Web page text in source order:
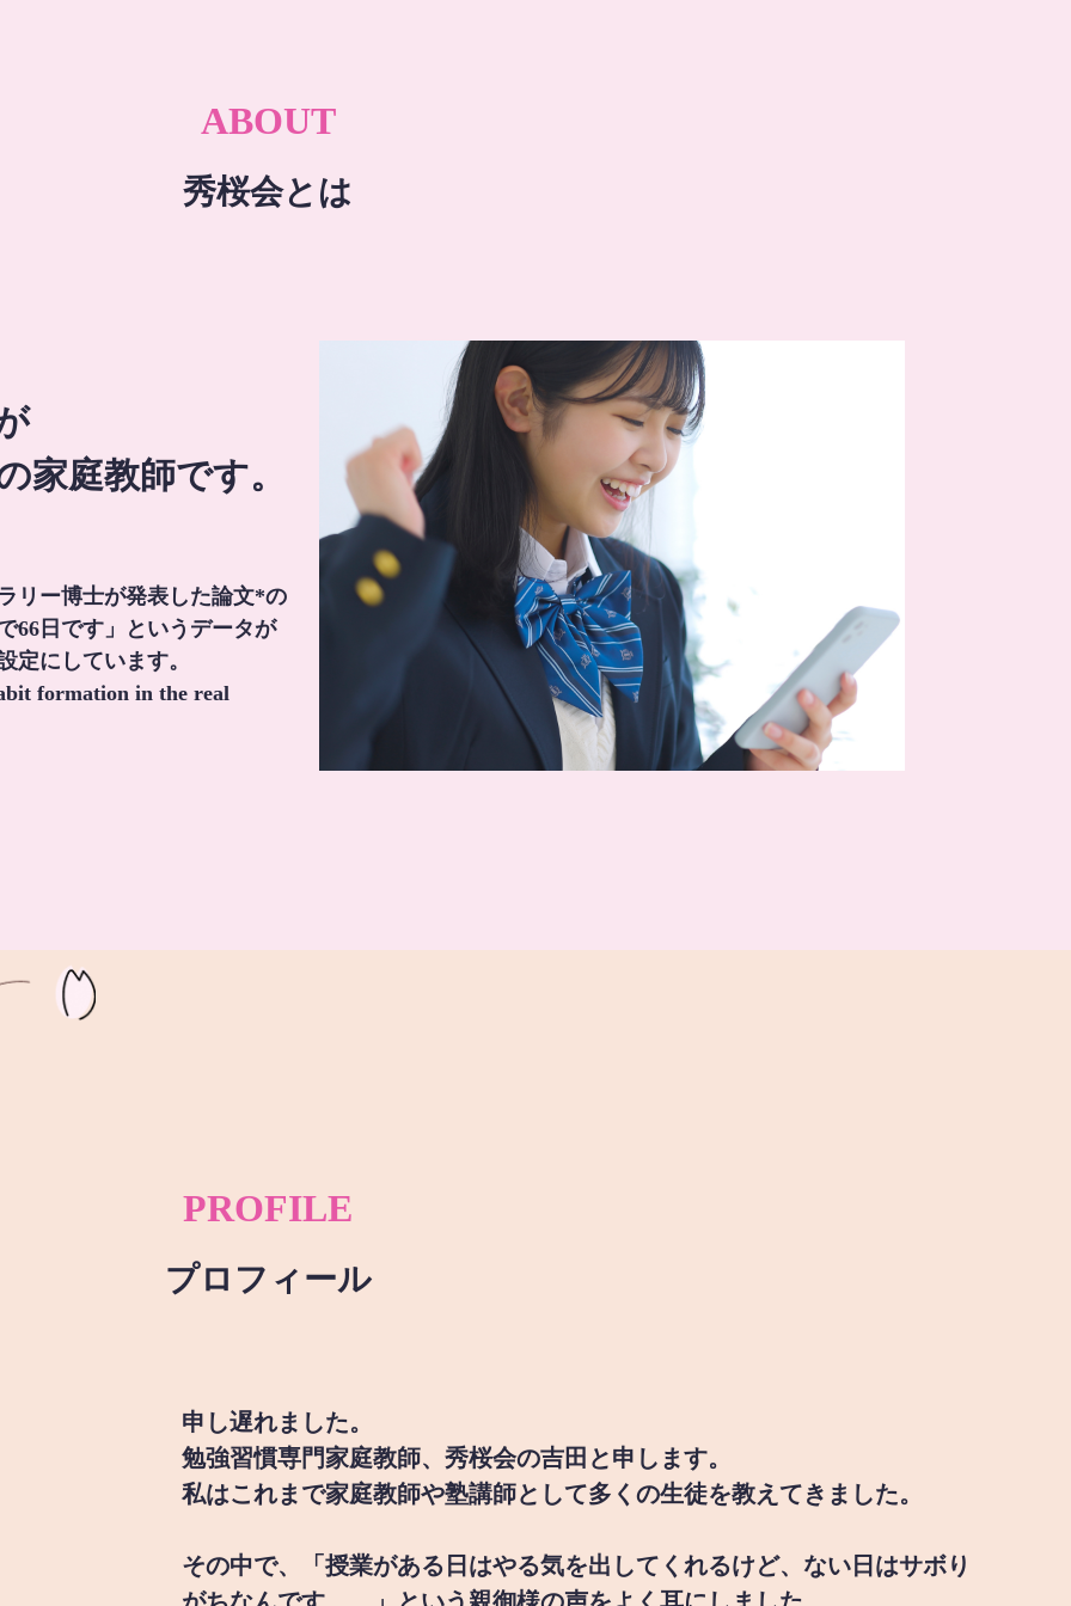
ABOUT
秀桜会とは
家庭教師です。
リー博士が発表した論文*の
66日です」というデータが
定にしています。
formation in the real
PROFILE
プロフィール
申し遅れました。
勉強習慣専門家庭教師、秀桜会の吉田と申します。
私はこれまで家庭教師や塾講師として多くの生徒を教えてきました。
その中で、「授業がある日はやる気を出してくれるけど、ない日はサボり